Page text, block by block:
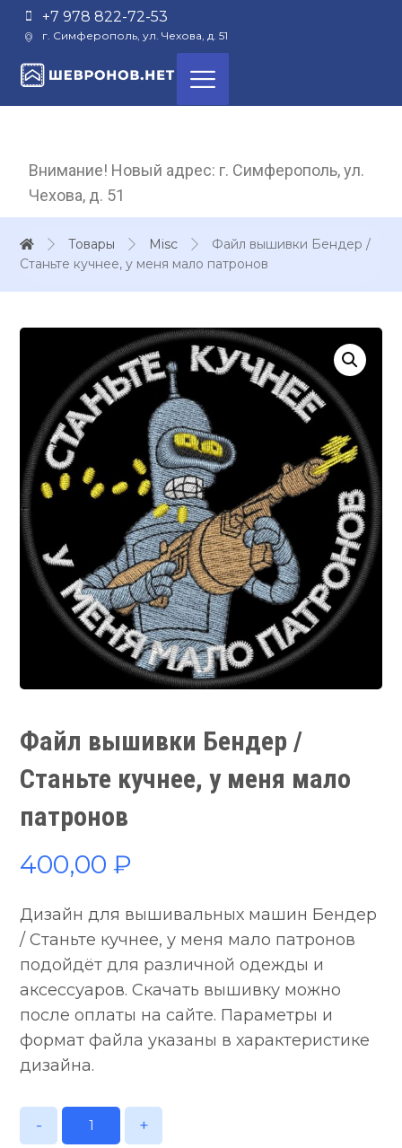
+7 978 822-72-53
г. Симферополь, ул. Чехова, д. 51
Внимание! Новый адрес: г. Симферополь, ул.
Чехова, д. 51
Товары Misc
Файл вышивки Бендер /
Станьте кучнее, у меня мало патронов
Файл вышивки Бендер /
Станьте кучнее, у меня мало
патронов
400,00₽
Дизайн для вышивальных машин Бендер
/ Станьте кучнее, у меня мало патронов
подойдёт для различной одежды и
аксессуаров. Скачать вышивку можно
после оплаты на сайте. Параметры и
формат файла указаны в характеристике
дизайна.
- +